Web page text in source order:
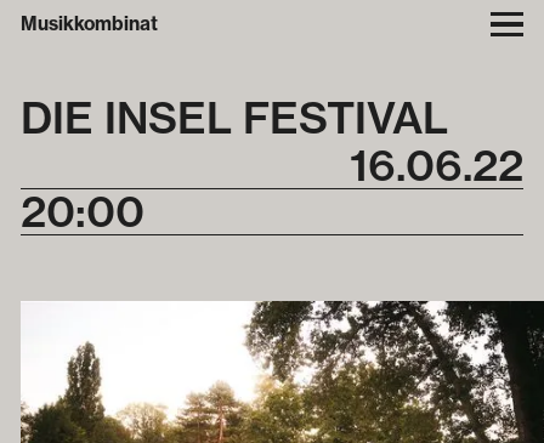
Musikkombinat
DIE INSEL FESTIVAL
16.06.22
20:00